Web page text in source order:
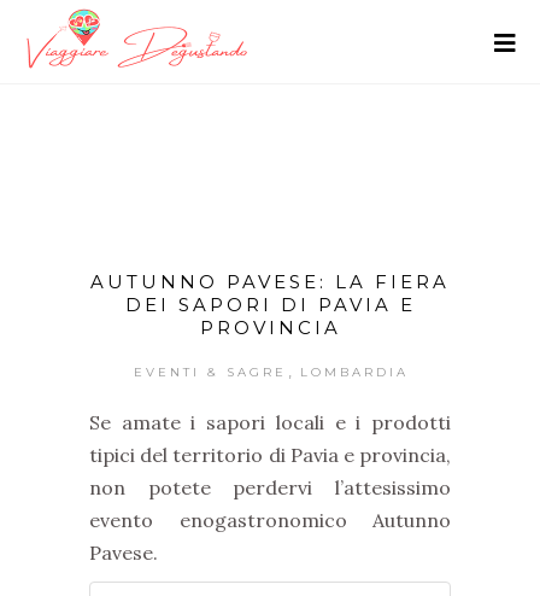
AUTUNNO PAVESE: LA FIERA
DEI SAPORI DI PAVIA E
PROVINCIA
EVENTI & SAGRE LOMBARDIA
Se amate i sapori locali e i prodotti
tipici del territorio di Pavia e provincia,
non potete perdervi l’attesissimo
evento enogastronomico Autunno
Pavese.